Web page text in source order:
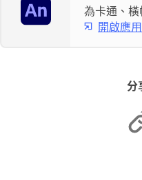
為卡通、
開啟應
分